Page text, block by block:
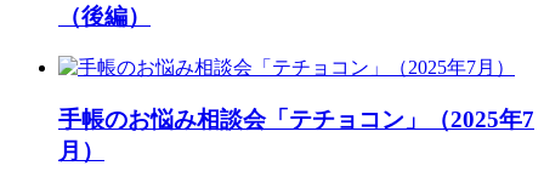
（後編）
手帳のお悩み相談会「テチョコン」（2025年7
月）